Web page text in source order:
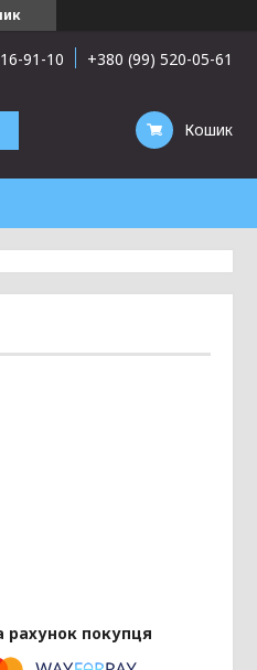
91-10 +380 (99) 520-05-61
Кошик
рахунок покупця